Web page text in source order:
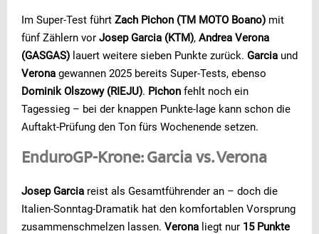
Im Super-Test führt Zach Pichon (TM MOTO Boano) mit
fünf Zählern vor Josep Garcia (KTM), Andrea Verona
(GASGAS) lauert weitere sieben Punkte zurück. Garcia und
Verona gewannen 2025 bereits Super-Tests, ebenso
Dominik Olszowy (RIEJU). Pichon fehlt noch ein
Tagessieg – bei der knappen Punkte-lage kann schon die
Auftakt-Prüfung den Ton fürs Wochenende setzen.
EnduroGP-Krone: Garcia vs. Verona
Josep Garcia reist als Gesamtführender an – doch die
Italien-Sonntag-Dramatik hat den komfortablen Vorsprung
zusammenschmelzen lassen. Verona liegt nur 15 Punkte